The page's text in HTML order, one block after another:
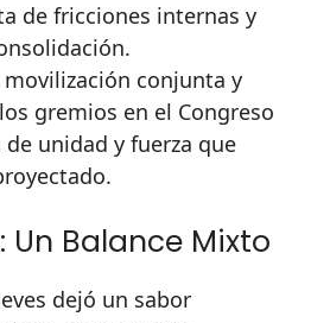
de fricciones internas y
movilización conjunta y
gremios en el Congreso
unidad y fuerza que
Un Balance Mixto
dejó un sabor